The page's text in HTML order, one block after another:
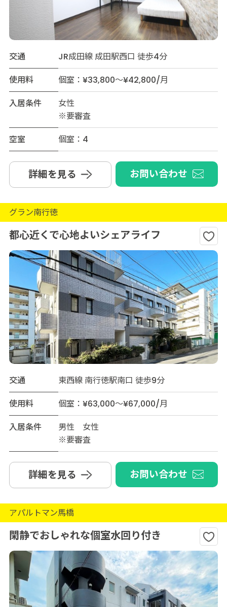
交通
JR成田線 成田駅西口 徒歩4分
使用料
個室：¥33,800～¥42,800/月
入居条件
女性
※要審査
空室
個室：4
詳細を見る お問い合わせ
グラン南行徳
都心近くで心地よいシェアライフ
交通
東西線 南行徳駅南口 徒歩9分
使用料
個室：¥63,000～¥67,000/月
入居条件
男性 女性
※要審査
詳細を見る お問い合わせ
アパルトマン馬橋
閑静でおしゃれな個室水回り付き